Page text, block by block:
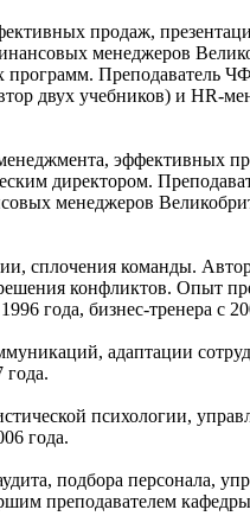
продаж,
менеджеров
программ. Преподаватель
двух учебников) и HR-
эффективных
директором.
менеджеров
сплочения команды.
конфликтов. Опыт
года, бизнес-тренера с
адаптации
психологии,
года.
подбора персонала,
преподавателем